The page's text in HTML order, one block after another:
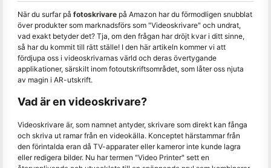
När du surfar på fotoskrivare på Amazon har du förmodligen snubblat
över produkter som marknadsförs som "Videoskrivare" och undrat,
vad exakt betyder det? Tja, om den frågan har dröjt kvar i ditt sinne,
så har du kommit till rätt ställe! I den här artikeln kommer vi att
fördjupa oss i videoskrivarnas värld och deras övertygande
applikationer, särskilt inom fotoutskriftsområdet, som låter oss njuta
av magin i AR-utskrift.
Vad är en videoskrivare?
Videoskrivare är, som namnet antyder, skrivare som direkt kan fånga
och skriva ut ramar från en videokälla. Konceptet härstammar från
den förintalda eran då TV-apparater eller kameror inte kunde lagra
eller redigera bilder. Nu har termen "Video Printer" sett en